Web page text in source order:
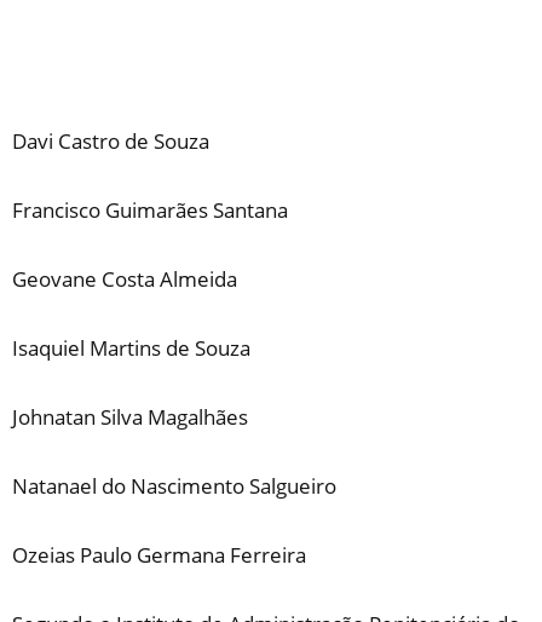
Davi Castro de Souza
Francisco Guimarães Santana
Geovane Costa Almeida
Isaquiel Martins de Souza
Johnatan Silva Magalhães
Natanael do Nascimento Salgueiro
Ozeias Paulo Germana Ferreira